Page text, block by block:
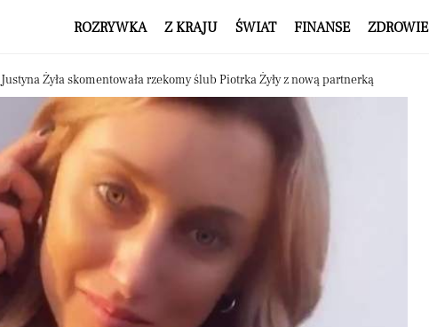
ROZRYWKA Z KRAJU ŚWIAT FINANSE ZDROWIE
Justyna Żyła skomentowała rzekomy ślub Piotrka Żyły z nową partnerką